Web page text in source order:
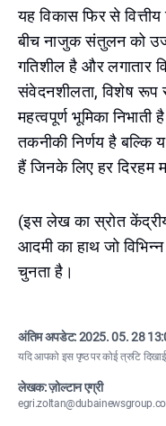
यह विकास फिर से
बीच नाजुक संतुलन को
गतिशील है और लगातार
संवेदनशीलता, विशेष रूप
महत्वपूर्ण भूमिका
तकनीकी निर्णय है
हैं जिनके लिए हर दिरहम
(इस लेख का स्रोत
आदमी का हाथ जो
चुनता है।
अंतिम अपडेट:2025. 05. 28
यदि आपको इस पृष्ठ पर कोई त्रुटि
लेखक: ज़ोल्टान एग्री